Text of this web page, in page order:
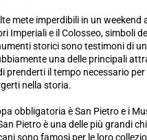
mete imperdibili in un weekend
Imperiali e il Colosseo, simboli
storici sono testimoni di
una delle principali
prenderti il tempo necessario
nella storia.
obbligatoria è San Pietro e i
Pietro è una delle più grandi
sono famosi per le loro